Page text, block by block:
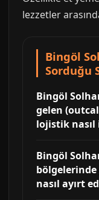
lezzetler
Bingöl
Sorduğu
Bingöl
gelen
lojistik nasıl
Bingöl
nasıl ayırt